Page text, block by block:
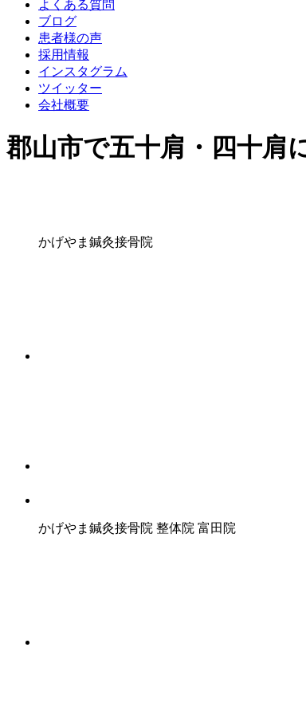
よくある質問
ブログ
患者様の声
採用情報
インスタグラム
ツイッター
会社概要
郡山市で五十肩・四十肩
かげやま鍼灸接骨院
かげやま鍼灸接骨院 整体院 富田院